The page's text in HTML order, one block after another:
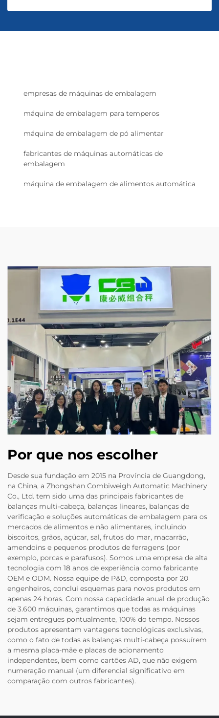
empresas de máquinas de embalagem
máquina de embalagem para temperos
máquina de embalagem de pó alimentar
fabricantes de máquinas automáticas de
embalagem
máquina de embalagem de alimentos automática
Por que nos escolher
Desde sua fundação em 2015 na Província de Guangdong,
na China, a Zhongshan Combiweigh Automatic Machinery
Co., Ltd. tem sido uma das principais fabricantes de
balanças multi-cabeça, balanças lineares, balanças de
verificação e soluções automáticas de embalagem para os
mercados de alimentos e não alimentares, incluindo
biscoitos, grãos, açúcar, sal, frutos do mar, macarrão,
amendoins e pequenos produtos de ferragens (por
exemplo, porcas e parafusos). Somos uma empresa de alta
tecnologia com 18 anos de experiência como fabricante
OEM e ODM. Nossa equipe de P&D, composta por 20
engenheiros, conclui esquemas para novos produtos em
apenas 24 horas. Com nossa capacidade anual de produção
de 3.600 máquinas, garantimos que todas as máquinas
sejam entregues pontualmente, 100% do tempo. Nossos
produtos apresentam vantagens tecnológicas exclusivas,
como o fato de todas as balanças multi-cabeça possuírem
a mesma placa-mãe e placas de acionamento
independentes, bem como cartões AD, que não exigem
numeração manual (um diferencial significativo em
comparação com outros fabricantes).